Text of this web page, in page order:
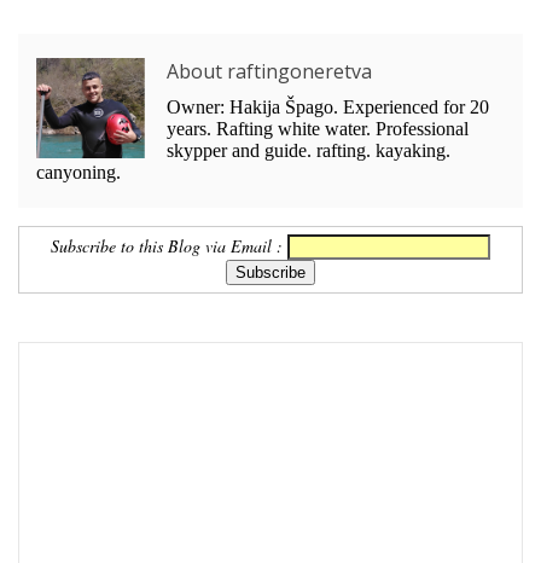
About raftingoneretva
Owner: Hakija Špago. Experienced for 20
years. Rafting white water. Professional
skypper and guide. rafting. kayaking.
canyoning.
Subscribe to this Blog via Email :